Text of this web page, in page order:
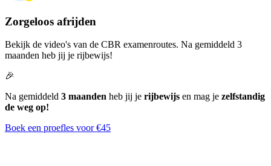
Zorgeloos afrijden
Bekijk de video's van de CBR examenroutes. Na gemiddeld 3
maanden heb jij je rijbewijs!
🎉
Na gemiddeld 3 maanden heb jij je rijbewijs en mag je zelfstandig
de weg op!
Boek een proefles voor €45